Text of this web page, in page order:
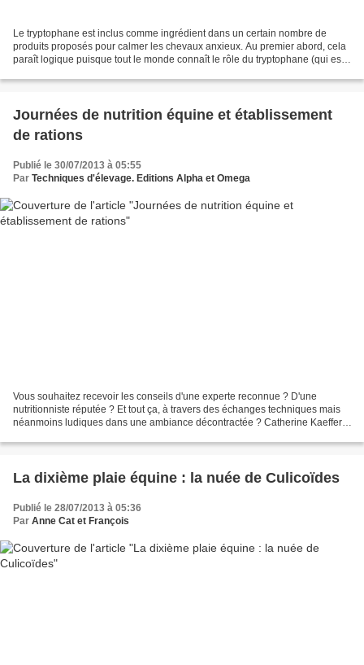
Le tryptophane est inclus comme ingrédient dans un certain nombre de
produits proposés pour calmer les chevaux anxieux. Au premier abord, cela
paraît logique puisque tout le monde connaît le rôle du tryptophane (qui est
Journées de nutrition équine et établissement
de rations
Publié le 30/07/2013 à 05:55
Par Techniques d'élevage. Editions Alpha et Omega
Vous souhaitez recevoir les conseils d'une experte reconnue ? D'une
nutritionniste réputée ? Et tout ça, à travers des échanges techniques mais
néanmoins ludiques dans une ambiance décontractée ? Catherine Kaeffer,
La dixième plaie équine : la nuée de Culicoïdes
Publié le 28/07/2013 à 05:36
Par Anne Cat et François